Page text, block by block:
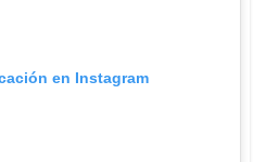
en Instagram